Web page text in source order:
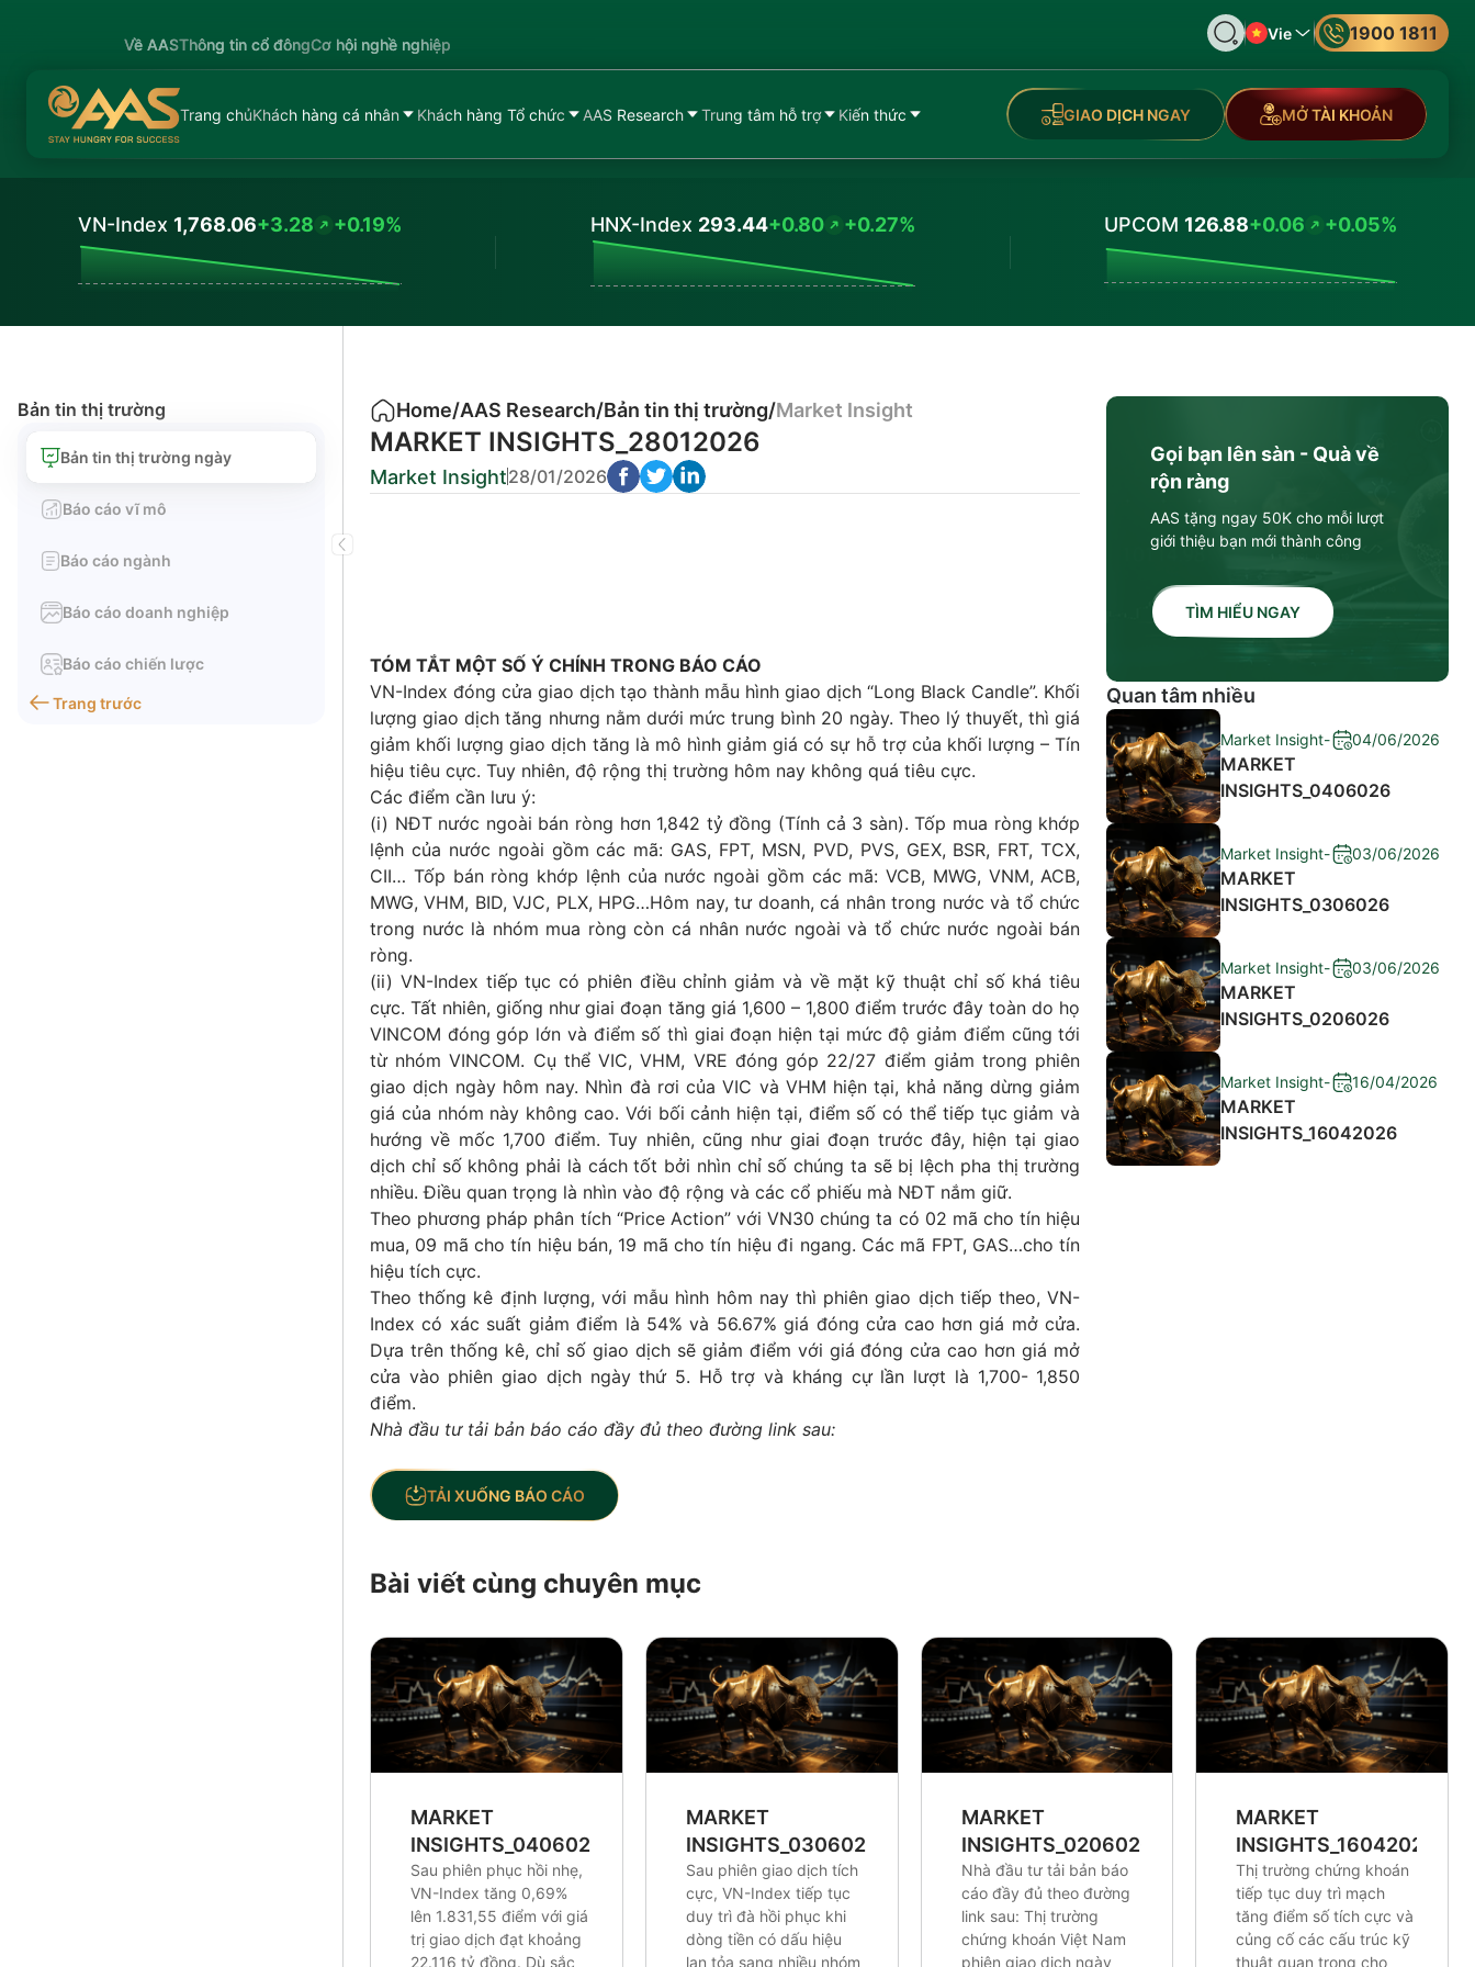
Về AASThông tin cổ đôngCơ hội nghề nghiệp
Vie 1900 1811
Trang chủKhách hàng cá nhân Khách hàng Tổ chức AAS Research Trung tâm hỗ trợ Kiến thức GIAO DỊCH NGAY MỞ TÀI KHOẢN
VN-Index 1,768.06+3.28 +0.19% HNX-Index 293.44+0.80 +0.27% UPCOM 126.88+0.06 +0.05%
Bản tin thị trường
Bản tin thị trường ngày
Báo cáo vĩ mô
Báo cáo ngành
Báo cáo doanh nghiệp
Báo cáo chiến lược
Trang trước
Home/AAS Research/Bản tin thị trường/Market Insight
MARKET INSIGHTS_28012026
Market Insight28/01/2026
TÓM TẮT MỘT SỐ Ý CHÍNH TRONG BÁO CÁO
VN-Index đóng cửa giao dịch tạo thành mẫu hình giao dịch “Long Black Candle”. Khối
lượng giao dịch tăng nhưng nằm dưới mức trung bình 20 ngày. Theo lý thuyết, thì giá
giảm khối lượng giao dịch tăng là mô hình giảm giá có sự hỗ trợ của khối lượng – Tín
hiệu tiêu cực. Tuy nhiên, độ rộng thị trường hôm nay không quá tiêu cực.
Các điểm cần lưu ý:
(i) NĐT nước ngoài bán ròng hơn 1,842 tỷ đồng (Tính cả 3 sàn). Tốp mua ròng khớp
lệnh của nước ngoài gồm các mã: GAS, FPT, MSN, PVD, PVS, GEX, BSR, FRT, TCX,
CII… Tốp bán ròng khớp lệnh của nước ngoài gồm các mã: VCB, MWG, VNM, ACB,
MWG, VHM, BID, VJC, PLX, HPG…Hôm nay, tư doanh, cá nhân trong nước và tổ chức
trong nước là nhóm mua ròng còn cá nhân nước ngoài và tổ chức nước ngoài bán
ròng.
(ii) VN-Index tiếp tục có phiên điều chỉnh giảm và về mặt kỹ thuật chỉ số khá tiêu
cực. Tất nhiên, giống như giai đoạn tăng giá 1,600 – 1,800 điểm trước đây toàn do họ
VINCOM đóng góp lớn và điểm số thì giai đoạn hiện tại mức độ giảm điểm cũng tới
từ nhóm VINCOM. Cụ thể VIC, VHM, VRE đóng góp 22/27 điểm giảm trong phiên
giao dịch ngày hôm nay. Nhìn đà rơi của VIC và VHM hiện tại, khả năng dừng giảm
giá của nhóm này không cao. Với bối cảnh hiện tại, điểm số có thể tiếp tục giảm và
hướng về mốc 1,700 điểm. Tuy nhiên, cũng như giai đoạn trước đây, hiện tại giao
dịch chỉ số không phải là cách tốt bởi nhìn chỉ số chúng ta sẽ bị lệch pha thị trường
nhiều. Điều quan trọng là nhìn vào độ rộng và các cổ phiếu mà NĐT nắm giữ.
Theo phương pháp phân tích “Price Action” với VN30 chúng ta có 02 mã cho tín hiệu
mua, 09 mã cho tín hiệu bán, 19 mã cho tín hiệu đi ngang. Các mã FPT, GAS…cho tín
hiệu tích cực.
Theo thống kê định lượng, với mẫu hình hôm nay thì phiên giao dịch tiếp theo, VN-
Index có xác suất giảm điểm là 54% và 56.67% giá đóng cửa cao hơn giá mở cửa.
Dựa trên thống kê, chỉ số giao dịch sẽ giảm điểm với giá đóng cửa cao hơn giá mở
cửa vào phiên giao dịch ngày thứ 5. Hỗ trợ và kháng cự lần lượt là 1,700- 1,850
điểm.
Nhà đầu tư tải bản báo cáo đầy đủ theo đường link sau:
TẢI XUỐNG BÁO CÁO
Gọi bạn lên sàn - Quà về
rộn ràng
AAS tặng ngay 50K cho mỗi lượt
giới thiệu bạn mới thành công
TÌM HIỂU NGAY
Quan tâm nhiều
Market Insight- 04/06/2026
MARKET
INSIGHTS_0406026
Market Insight- 03/06/2026
MARKET
INSIGHTS_0306026
Market Insight- 03/06/2026
MARKET
INSIGHTS_0206026
Market Insight- 16/04/2026
MARKET
INSIGHTS_16042026
Bài viết cùng chuyên mục
MARKET
INSIGHTS_0406026
Sau phiên phục hồi nhẹ,
VN-Index tăng 0,69%
lên 1.831,55 điểm với giá
trị giao dịch đạt khoảng
22.116 tỷ đồng. Dù sắc
MARKET
INSIGHTS_0306026
Sau phiên giao dịch tích
cực, VN-Index tiếp tục
duy trì đà hồi phục khi
dòng tiền có dấu hiệu
lan tỏa sang nhiều nhóm
MARKET
INSIGHTS_0206026
Nhà đầu tư tải bản báo
cáo đầy đủ theo đường
link sau: Thị trường
chứng khoán Việt Nam
phiên giao dịch ngày
MARKET
INSIGHTS_16042026
Thị trường chứng khoán
tiếp tục duy trì mạch
tăng điểm số tích cực và
củng cố các cấu trúc kỹ
thuật quan trọng cho